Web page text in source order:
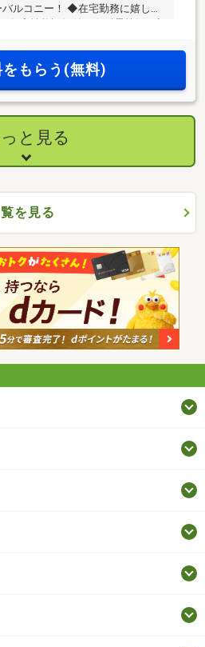
ルコニー！ ◆在宅勤務に嬉しい
をもらう(無料)
と見る
を見る